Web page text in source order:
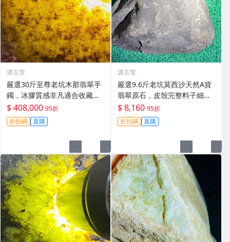
源古堂
嚴選30斤至尊老坑木那翡翠手
鐲，冰膠質感非凡適合收藏。
翡翠 玩冰手鐲 冰膠感
$ 408,000 95折
折扣碼 直購
源古堂
嚴選9.6斤老坑莫西沙天然A貨
翡翠原石，皮殼完整料子細
膩，適合打造手鐲精品。#翡
翠 #A貨翡翠 #原石翡翠
$ 8,160 95折
折扣碼 直購